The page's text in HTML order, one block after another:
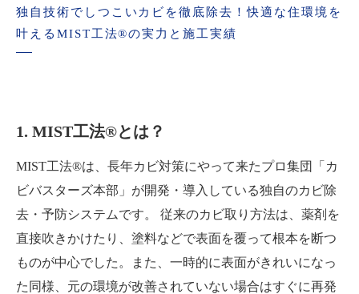
独自技術でしつこいカビを徹底除去！快適な住環境を
叶えるMIST工法®の実力と施工実績
1. MIST工法®とは？
MIST工法®は、長年カビ対策にやって来たプロ集団「カ
ビバスターズ本部」が開発・導入している独自のカビ除
去・予防システムです。 従来のカビ取り方法は、薬剤を
直接吹きかけたり、塗料などで表面を覆って根本を断つ
ものが中心でした。また、一時的に表面がきれいになっ
た同様、元の環境が改善されていない場合はすぐに再発